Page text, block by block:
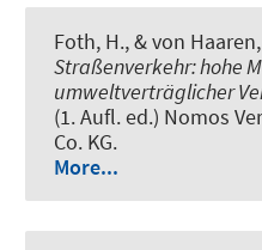
Foth, H., & von
Straßenverkehr: hohe
umweltverträglicher
(1. Aufl. ed.) Nomos
Co. KG.
More...